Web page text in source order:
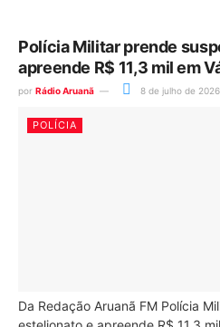
Polícia Militar prende
apreende R$ 11,3 mil em
por Rádio Aruanã 8 de julho de 2026
POLÍCIA
Da Redação Aruanã FM Polícia